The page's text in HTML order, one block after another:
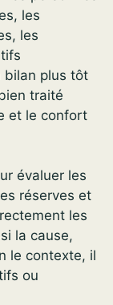
les
les
bilan plus tôt
traité
et le confort
évaluer les
réserves et
les
la cause,
le contexte, il
ou